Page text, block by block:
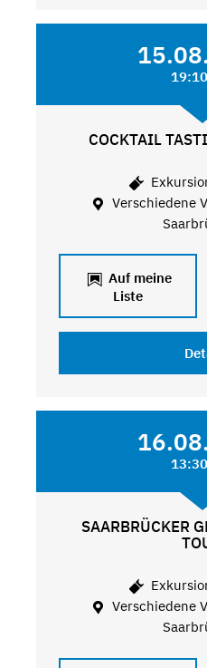
COCKTAIL
Verschiedene
Auf meine
Liste
SAARBRÜCKER
Verschiedene